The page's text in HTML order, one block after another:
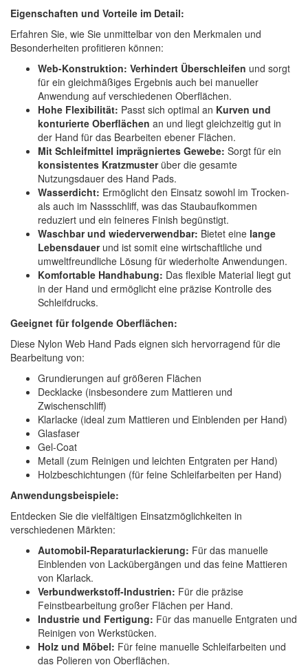
Eigenschaften und Vorteile im Detail:
Erfahren Sie, wie Sie unmittelbar von den Merkmalen und
Besonderheiten profitieren können:
Web-Konstruktion: Verhindert Überschleifen und sorgt
für ein gleichmäßiges Ergebnis auch bei manueller
Anwendung auf verschiedenen Oberflächen.
Hohe Flexibilität: Passt sich optimal an Kurven und
konturierte Oberflächen an und liegt gleichzeitig gut in
der Hand für das Bearbeiten ebener Flächen.
Mit Schleifmittel imprägniertes Gewebe: Sorgt für ein
konsistentes Kratzmusterüber die gesamte
Nutzungsdauer des Hand Pads.
Wasserdicht: Ermöglicht den Einsatz sowohl im Trocken-
als auch im Nassschliff, was das Staubaufkommen
reduziert und ein feineres Finish begünstigt.
Waschbar und wiederverwendbar: Bietet eine lange
Lebensdauerund ist somit eine wirtschaftliche und
umweltfreundliche Lösung für wiederholte Anwendungen.
Komfortable Handhabung: Das flexible Material liegt gut
in der Hand und ermöglicht eine präzise Kontrolle des
Schleifdrucks.
Geeignet für folgende Oberflächen:
Diese Nylon Web Hand Pads eignen sich hervorragend für die
Bearbeitung von:
Grundierungen auf größeren Flächen
Decklacke (insbesondere zum Mattieren und
Zwischenschliff)
Klarlacke (ideal zum Mattieren und Einblenden per Hand)
Glasfaser
Gel-Coat
Metall (zum Reinigen und leichten Entgraten per Hand)
Holzbeschichtungen (für feine Schleifarbeiten per Hand)
Anwendungsbeispiele:
Entdecken Sie die vielfältigen Einsatzmöglichkeiten in
verschiedenen Märkten:
Automobil-Reparaturlackierung: Für das manuelle
Einblenden von Lackübergängen und das feine Mattieren
von Klarlack.
Verbundwerkstoff-Industrien: Für die präzise
Feinstbearbeitung großer Flächen per Hand.
Industrie und Fertigung: Für das manuelle Entgraten und
Reinigen von Werkstücken.
Holz und Möbel: Für feine manuelle Schleifarbeiten und
das Polieren von Oberflächen.